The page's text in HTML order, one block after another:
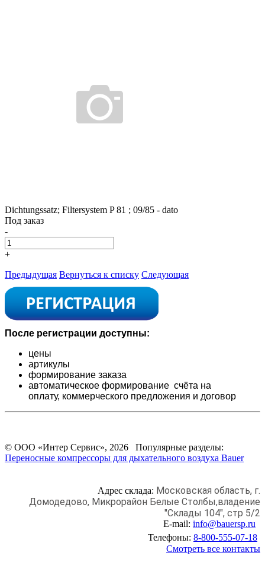
Dichtungssatz; Filtersystem P 81 ; 09/85 - dato
Под заказ
-
+
Предыдущая Вернуться к списку Следующая
После регистрации доступны:
цены
артикулы
формирование заказа
автоматическое формирование счёта на
оплату, коммерческого предложения и договор
© ООО «Интер Сервис», 2026 Популярные разделы:
Переносные компрессоры для дыхательного воздуха Bauer
Адрес склада: Московская область, г.
Домодедово, Микрорайон Белые Столбы,владение
"Склады 104", стр 5/2
E-mail: info@bauersp.ru
Телефоны: 8-800-555-07-18
Смотреть все контакты